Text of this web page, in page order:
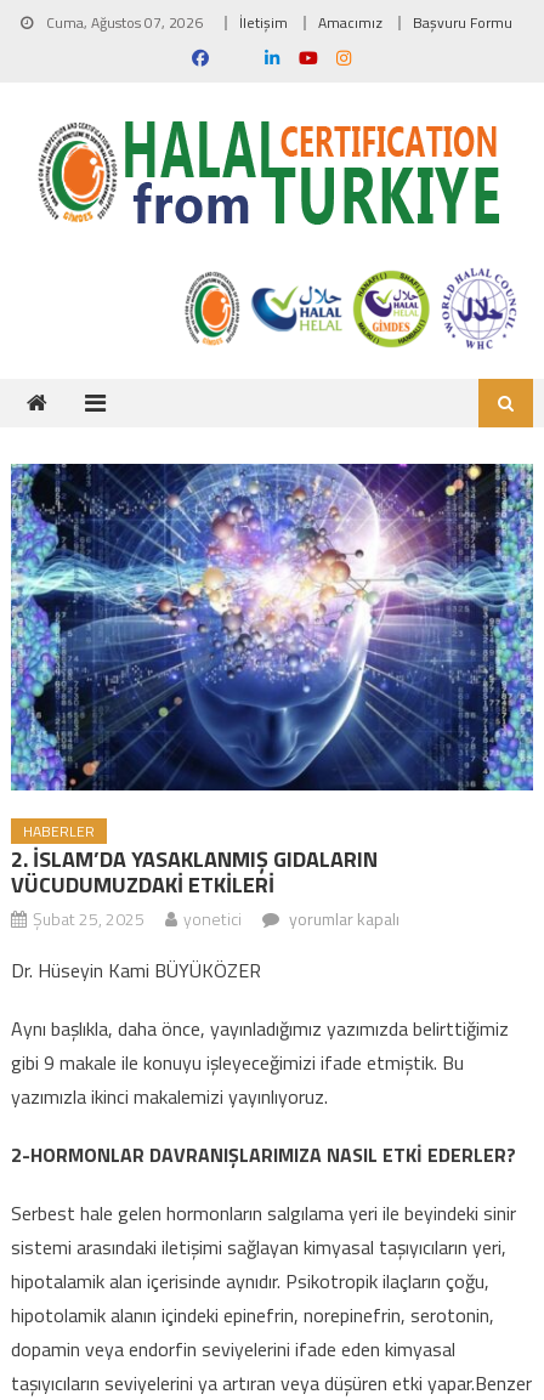
Skip to content
Cuma, Ağustos 07, 2026 İletişim Amacımız Başvuru Formu
HABERLER
2. İSLAM’DA YASAKLANMIŞ GIDALARIN
VÜCUDUMUZDAKİ ETKİLERİ
Şubat 25, 2025 yonetici
2. İSLAM’DA YASAKLANMIŞ
yorumlar kapalı
Dr. Hüseyin Kami BÜYÜKÖZER
Aynı başlıkla, daha önce, yayınladığımız yazımızda belirttiğimiz
gibi 9 makale ile konuyu işleyeceğimizi ifade etmiştik. Bu
yazımızla ikinci makalemizi yayınlıyoruz.
2-HORMONLAR DAVRANIŞLARIMIZA NASIL ETKİ EDERLER?
Serbest hale gelen hormonların salgılama yeri ile beyindeki sinir
sistemi arasındaki iletişimi sağlayan kimyasal taşıyıcıların yeri,
hipotalamik alan içerisinde aynıdır. Psikotropik ilaçların çoğu,
hipotolamik alanın içindeki epinefrin, norepinefrin, serotonin,
dopamin veya endorfin seviyelerini ifade eden kimyasal
taşıyıcıların seviyelerini ya artıran veya düşüren etki yapar.Benzer